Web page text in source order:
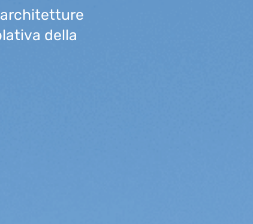
architetture
della